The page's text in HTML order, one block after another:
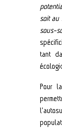
soit au
sous-
tant
Pour